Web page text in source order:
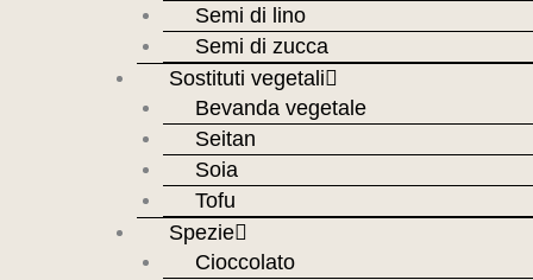
Semi di lino
Semi di zucca
Sostituti vegetali
Bevanda vegetale
Seitan
Soia
Tofu
Spezie
Cioccolato